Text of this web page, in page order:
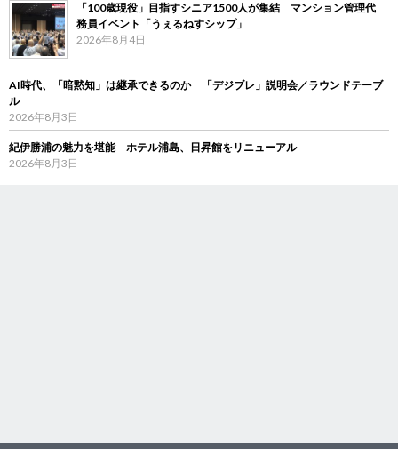
「100歳現役」目指すシニア1500人が集結 マンション管理代
務員イベント「うぇるねすシップ」
2026年8月4日
AI時代、「暗黙知」は継承できるのか 「デジブレ」説明会／ラウンドテーブ
ル
2026年8月3日
紀伊勝浦の魅力を堪能 ホテル浦島、日昇館をリニューアル
2026年8月3日